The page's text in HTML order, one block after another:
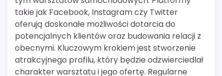
takie jak Facebook, Instagram czy Twitter
oferują doskonałe możliwości dotarcia do
potencjalnych klientów oraz budowania relacji z
obecnymi. Kluczowym krokiem jest stworzenie
atrakcyjnego profilu, który będzie odzwierciedlał
charakter warsztatu i jego ofertę. Regularne